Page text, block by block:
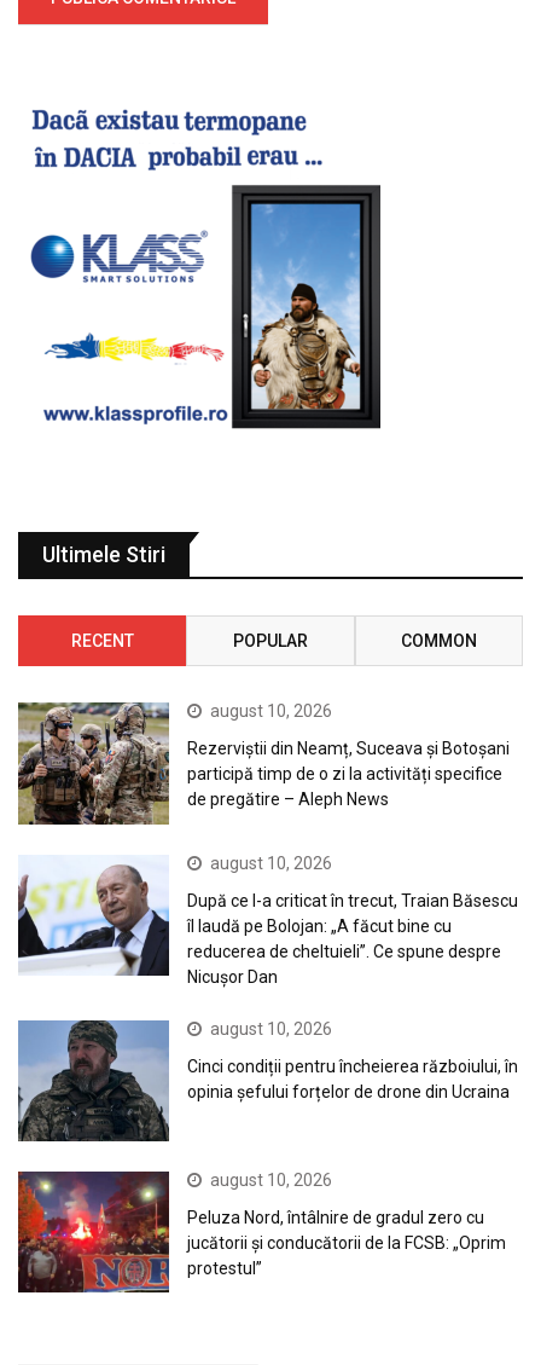
Ultimele Stiri
RECENT POPULAR COMMON
august 10, 2026
Rezerviștii din Neamț, Suceava și Botoșani
participă timp de o zi la activități specifice
de pregătire – Aleph News
august 10, 2026
După ce l-a criticat în trecut, Traian Băsescu
îl laudă pe Bolojan: „A făcut bine cu
reducerea de cheltuieli”. Ce spune despre
Nicușor Dan
august 10, 2026
Cinci condiții pentru încheierea războiului, în
opinia șefului forțelor de drone din Ucraina
august 10, 2026
Peluza Nord, întâlnire de gradul zero cu
jucătorii și conducătorii de la FCSB: „Oprim
protestul”